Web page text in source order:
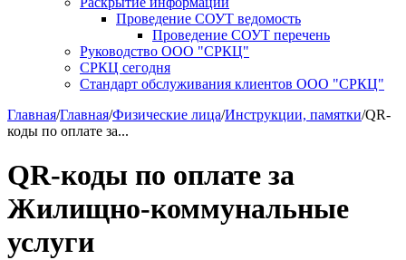
Проведение СОУТ ведомость
Проведение СОУТ перечень
Руководство ООО "СРКЦ"
СРКЦ сегодня
Стандарт обслуживания клиентов ООО "СРКЦ"
Главная/Главная/Физические лица/Инструкции, памятки/QR-
коды по оплате за...
QR-коды по оплате за
Жилищно-коммунальные
услуги